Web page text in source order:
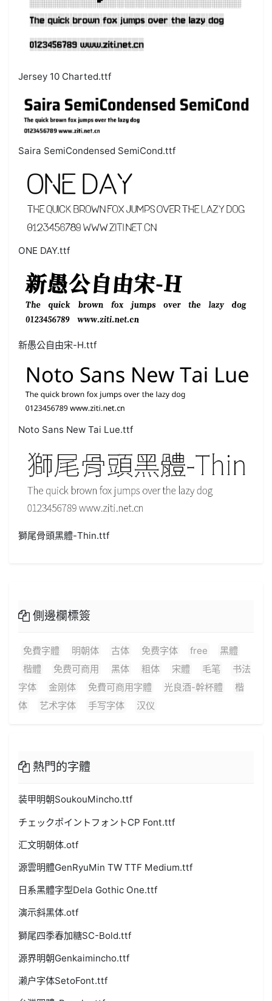
Jersey 10 Charted.ttf
Saira SemiCondensed SemiCond.ttf
ONE DAY.ttf
新愚公自由宋-H.ttf
Noto Sans New Tai Lue.ttf
獅尾骨頭黑體-Thin.ttf
側邊欄標簽
免費字體 明朝体 古体 免费字体 free
黑體
楷體
免费可商用 黑体 粗体 宋體 毛笔
书法
字体
金刚体 免費可商用字體 光良酒-幹杯體
楷
体
艺术字体 手写字体 汉仪
熱門的字體
装甲明朝SoukouMincho.ttf
チェックポイントフォントCP Font.ttf
汇文明朝体.otf
源雲明體GenRyuMin TW TTF Medium.ttf
日系黑體字型Dela Gothic One.ttf
演示斜黑体.otf
獅尾四季春加糖SC-Bold.ttf
源界明朝Genkaimincho.ttf
濑户字体SetoFont.ttf